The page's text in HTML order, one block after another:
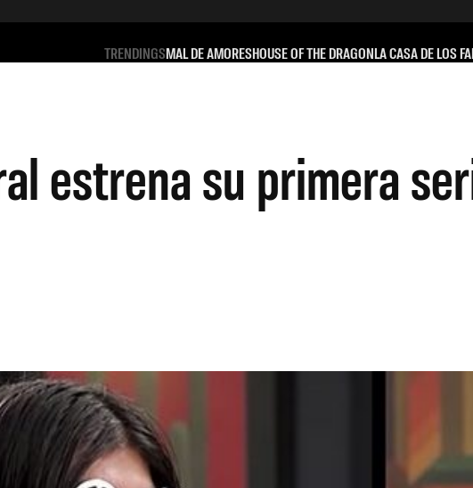
TRENDINGSMAL DE AMORESHOUSE OF THE DRAGONLA CASA DE LOS
estrena su primera